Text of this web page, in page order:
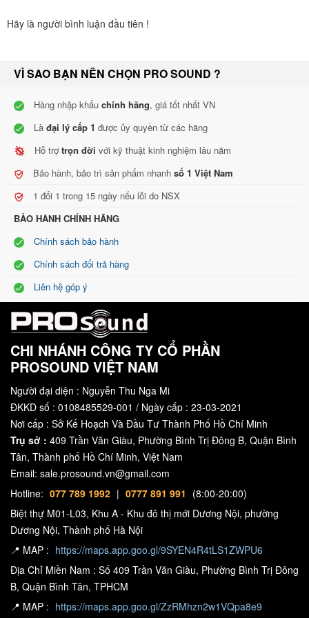
đào tạo bài bản, có bề dày kinh nghiệm về âm thanh và giá thành
Các loại cục đẩycông suất
Cục đẩy ng suất 2 kênh : là mẫu thiết bị khuyếch đại âm thanh
2 loa (1 cặp loa)
Cục đẩy cô ng suất 3 kênh
: là mẫu thiết bị khuyếch đại âm thanh
tích hợp 3 cổng vào từ vang số xuống cũng như có 3 đầu ra để kéo
1 đôi loa + 1 loa sub hơi.
Cục đẩycông suất 4 kênh
tích hợp 4 cổng vào từ vang số xuống cũng như có 4 đầu ra để kéo
4 loa (2 cặp loa).
Ưu điểm khi dùng cục
Hiệu suất âm thanh vượt trội: Những dàn âm thanh sân khấu,
hội trường, gia đình cao cấp, dàn karaoke kinh doanh thì việc sử
dụng những chiếc amply không thể đem lạihiệu quả
trội cũng như kéo được những đôi loa full
đó mà cục đẩy âm thanh ra đời nhằm giải quyết những vấn đề mà
amply không là được trong những hệ thống âm thanh cao cấp. Nhờ
có thiết bị này mà tín hiệu âm thanh sẽ được vang xa hơn, rõ ràng,
trung thực và sống động hơn bao giờ hết.
Thiết kế hiện đại: các mẫu cục đẩy được hãng thiết kế mang tính
thẩmmỹ rất cao chính vì vậy mà sự hiện diện cục đẩy trong phòng
giúp mang đến vẻ đẹp hiện đại và phong cách cho dàn âm thanh
của quý khách.
Hạn chế tối đa méo tiếng: được trang bị những linh kiện hiện đại
cùng quy trình sản xuất tiên tiến giúp giảm tối đa độ méo tiếng của
loa karaoke giúp âm thanh được phát ra hoàn hảo nhất. Bên cạnh
đó nó cũng góp phần giúp các thiết bị âm thanh hoạt động ổn định,
Hãy là người bình luận đầu tiên !
VÌ SAO BẠN NÊN CHỌN PRO SOUND ?
Hàng nhập khẩu chính hãng, giá tốt nhất VN
Là đại lý cấp 1 được ủy quyền từ các hãng
Hỗ trợtrọn đời với kỹ thuật kinh nghiệm lâu năm
Bảo hành, bảo trì sản phẩm nhanh số 1 Việt Nam
1 đổi 1 trong 15 ngày nếu lỗi do NSX
BẢO HÀNH CHÍNH HÃNG
Chính sách bảo hành
Chính sách đổi trả hàng
Liên hệ góp ý
CHI NHÁNH CÔNG TY CỔ PHẦN
PROSOUND VIỆT NAM
Người đại diện : Nguyễn Thu Nga Mi
ĐKKD số : 0108485529-001 / Ngày cấp : 23-03-2021
Nơi cấp : Sở Kế Hoạch Và Đầu Tư Thành Phố Hồ Chí Minh
Trụ sở : 409 Trần Văn Giàu, Phường Bình Trị Đông B, Quận Bình
Tân, Thành phố Hồ Chí Minh, Việt Nam
Email: sale.prosound.vn@gmail.com
Hotline: 077 789 1992 | 0777 891 991 (8:00-20:00)
Biệt thự M01-L03, Khu A - Khu đô thị mới Dương Nội, phường
Dương Nội, Thành phố Hà Nội
📍 MAP : https://maps.app.goo.gl/9SYEN4R4tLS1ZWPU6
Địa Chỉ Miền Nam : Số 409 Trần Văn Giàu, Phường Bình Trị Đông
B, Quận Bình Tân, TPHCM
📍 MAP : https://maps.app.goo.gl/ZzRMhzn2w1VQpa8e9